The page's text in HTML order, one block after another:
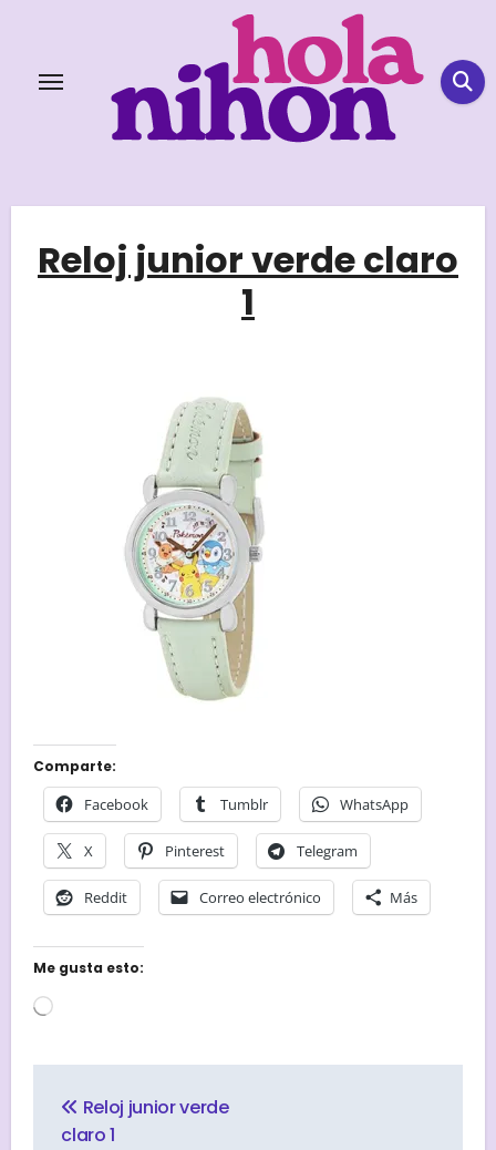
content
Reloj junior verde claro
1
Comparte:
Facebook Tumblr WhatsApp
X Pinterest Telegram
Reddit Correo electrónico Más
Me gusta esto:
Cargando...
de
entradas
Reloj junior verde
claro 1